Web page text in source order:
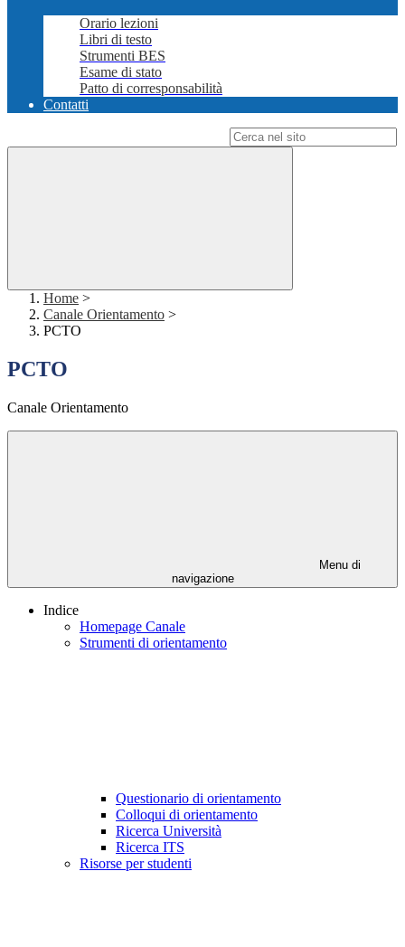
Orario lezioni
Libri di testo
Strumenti BES
Esame di stato
Patto di corresponsabilità
Contatti
Home >
Canale Orientamento >
PCTO
PCTO
Canale Orientamento
Menu di
navigazione
Indice
Homepage Canale
Strumenti di orientamento
Questionario di orientamento
Colloqui di orientamento
Ricerca Università
Ricerca ITS
Risorse per studenti